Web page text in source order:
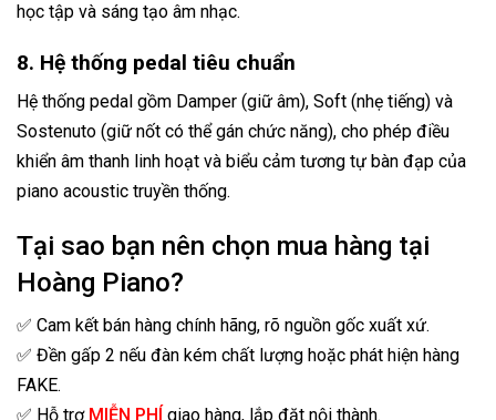
học tập và sáng tạo âm nhạc.
8. Hệ thống pedal tiêu chuẩn
Hệ thống pedal gồm Damper (giữ âm), Soft (nhẹ tiếng) và
Sostenuto (giữ nốt có thể gán chức năng), cho phép điều
khiển âm thanh linh hoạt và biểu cảm tương tự bàn đạp của
piano acoustic truyền thống.
Tại sao bạn nên chọn mua hàng tại
Hoàng Piano?
✅ Cam kết bán hàng chính hãng, rõ nguồn gốc xuất xứ.
✅ Đền gấp 2 nếu đàn kém chất lượng hoặc phát hiện hàng
FAKE.
✅ Hỗ trợ MIỄN PHÍ giao hàng, lắp đặt nội thành.